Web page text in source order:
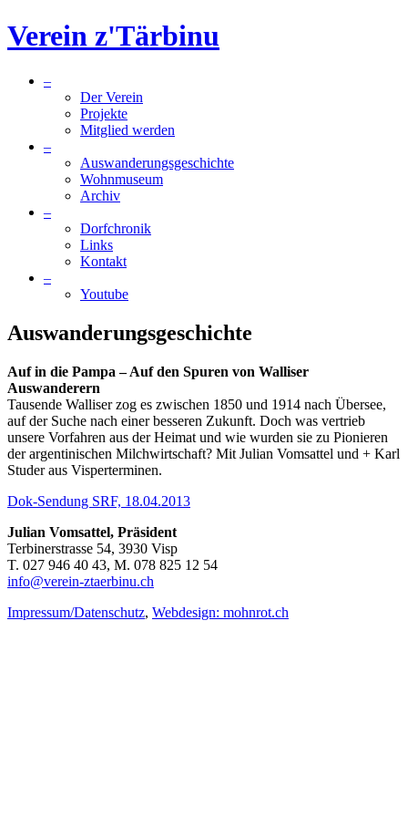
Verein z'Tärbinu
–
Der Verein
Projekte
Mitglied werden
–
Auswanderungsgeschichte
Wohnmuseum
Archiv
–
Dorfchronik
Links
Kontakt
–
Youtube
Auswanderungsgeschichte
Auf in die Pampa – Auf den Spuren von Walliser
Auswanderern
Tausende Walliser zog es zwischen 1850 und 1914 nach Übersee,
auf der Suche nach einer besseren Zukunft. Doch was vertrieb
unsere Vorfahren aus der Heimat und wie wurden sie zu Pionieren
der argentinischen Milchwirtschaft? Mit Julian Vomsattel und + Karl
Studer aus Visperterminen.
Dok-Sendung SRF, 18.04.2013
Julian Vomsattel, Präsident
Terbinerstrasse 54, 3930 Visp
T. 027 946 40 43, M. 078 825 12 54
info@verein-ztaerbinu.ch
Impressum/Datenschutz, Webdesign: mohnrot.ch